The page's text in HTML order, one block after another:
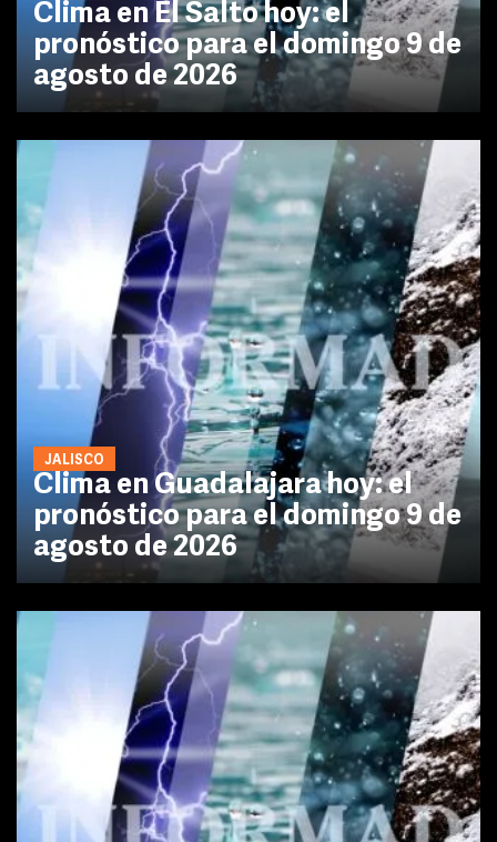
Clima en El Salto hoy: el
pronóstico para el domingo 9 de
agosto de 2026
JALISCO
Clima en Guadalajara hoy: el
pronóstico para el domingo 9 de
agosto de 2026